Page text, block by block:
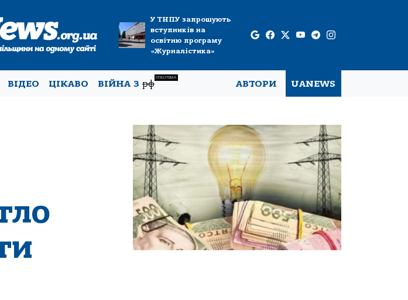
У ТНПУ запрошують
вступників на
освітню програму
«Журналістика»
ВІДЕО ЦІКАВО ВІЙНА Зрф
СПЕЦТЕМА
АВТОРИ UANEWS